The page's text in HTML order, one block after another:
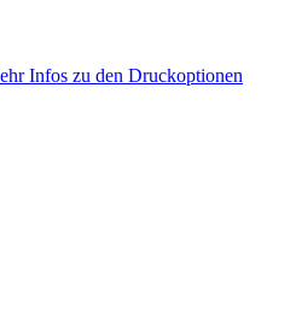
Infos zu den Druckoptionen